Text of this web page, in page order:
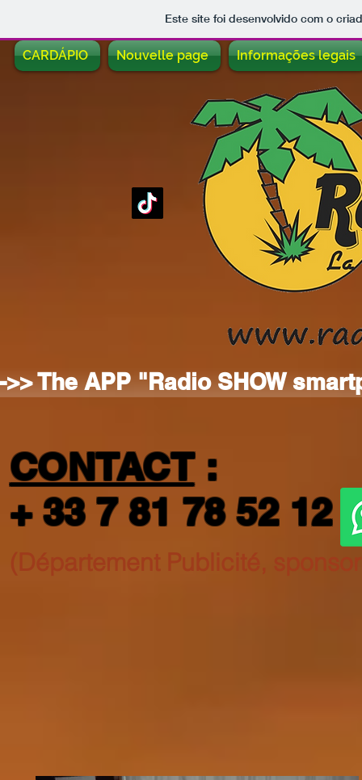
Este site foi desenvolvido com o
CARDÁPIO Nouvelle page Informações legais
>> The APP "Radio SHOW
CONTACT:
+ 33 7 81 78 52 12
(Département Publicité,